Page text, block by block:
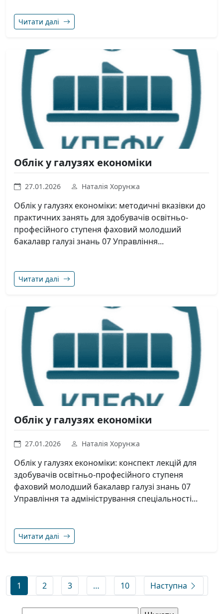
Читати далі
Облік у галузях економіки
27.01.2026 Наталія Хорунжа
Облік у галузях економіки: методичні вказівки до
практичних занять для здобувачів освітньо-
професійного ступеня фаховий молодший
бакалавр галузі знань 07 Управління...
Читати далі
Облік у галузях економіки
27.01.2026 Наталія Хорунжа
Облік у галузях економіки: конспект лекцій для
здобувачів освітньо-професійного ступеня
фаховий молодший бакалавр галузі знань 07
Управління та адміністрування спеціальності...
Читати далі
Навігація постами
1 2 3 … 10 Наступна